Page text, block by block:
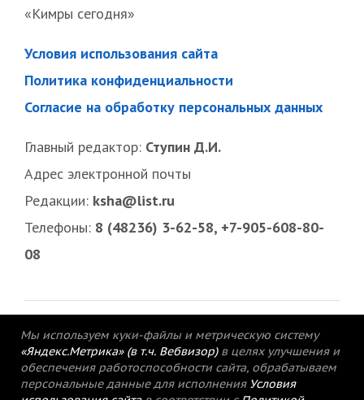
«Кимры сегодня»
Условия использования сайта
Политика конфиденциальности
Согласие на обработку персональных данных
Главный редактор: Ступин Д.И.
Адрес электронной почты
Редакции: ksha@list.ru
Телефоны: 8 (48236) 3-62-58, +7-905-608-80-
08
Мы используем куки-файлы и метрическую систему
«Яндекс.Метрика» (в т.ч. Вебвизор) в целях улучшения и
обеспечения работоспособности сайта, обрабатываем
персональные данные для исполнения Условия